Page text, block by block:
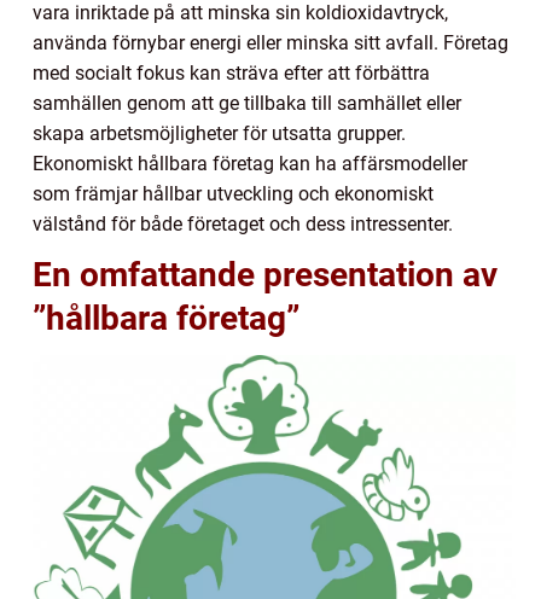
vara inriktade på att minska sin koldioxidavtryck,
använda förnybar energi eller minska sitt avfall. Företag
med socialt fokus kan sträva efter att förbättra
samhällen genom att ge tillbaka till samhället eller
skapa arbetsmöjligheter för utsatta grupper.
Ekonomiskt hållbara företag kan ha affärsmodeller
som främjar hållbar utveckling och ekonomiskt
välstånd för både företaget och dess intressenter.
En omfattande presentation av
”hållbara företag”